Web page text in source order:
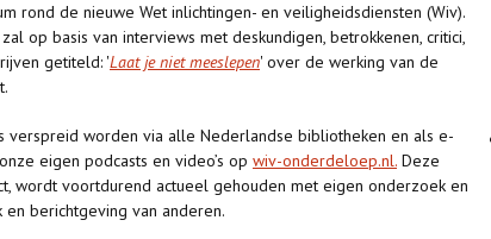
rond de nieuwe Wet inlichtingen- en veiligheidsdiensten (Wiv).
op basis van interviews met deskundigen, betrokkenen, critici,
getiteld: 'Laat je niet meeslepen' over de werking van de
verspreid worden via alle Nederlandse bibliotheken en als e-
eigen podcasts en video’s op wiv-onderdeloep.nl. Deze
wordt voortdurend actueel gehouden met eigen onderzoek en
berichtgeving van anderen.